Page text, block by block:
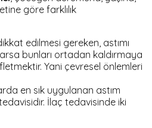
göre farklılık
edilmesi gereken, astımı
bunları ortadan kaldırmaya
Yani çevresel önlemleri
en sık uygulanan astım
İlaç tedavisinde iki